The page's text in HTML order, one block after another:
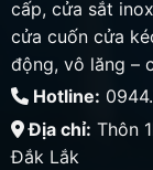
cấp, cửa sắt
cửa cuốn cửa
động, vô lăng –
Hotline:
Địa chỉ: Thôn
Đắk Lắk